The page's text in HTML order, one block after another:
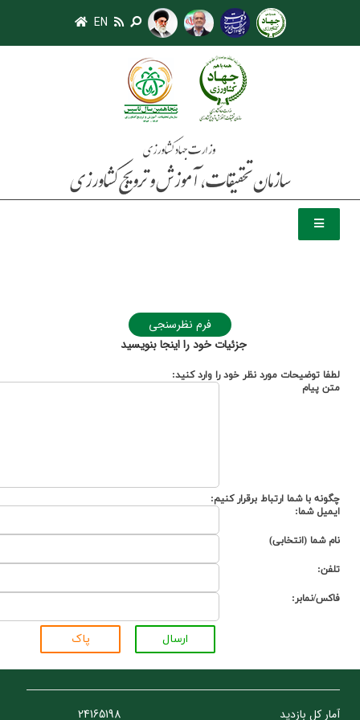
EN
فرم نظرسنجی
جزئيات خود را اينجا بنويسيد
لطفا توضيحات مورد نظر خود را وارد کنيد:
متن پيام
چگونه با شما ارتباط برقرار کنيم:
ايميل شما:
نام شما (انتخابي)
تلفن:
فاکس/نمابر:
ارسال پاک
آمار کل بازدید 24165198